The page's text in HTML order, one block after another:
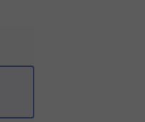
real-